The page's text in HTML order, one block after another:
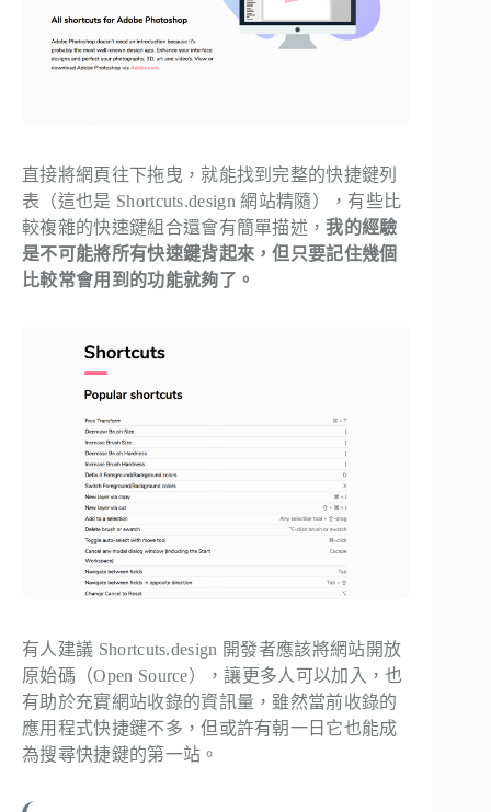
直接將網頁往下拖曳，就能找到完整的快捷鍵列
表（這也是 Shortcuts.design 網站精隨），有些比
較複雜的快速鍵組合還會有簡單描述，我的經驗
是不可能將所有快速鍵背起來，但只要記住幾個
比較常會用到的功能就夠了。
有人建議 Shortcuts.design 開發者應該將網站開放
原始碼（Open Source），讓更多人可以加入，也
有助於充實網站收錄的資訊量，雖然當前收錄的
應用程式快捷鍵不多，但或許有朝一日它也能成
為搜尋快捷鍵的第一站。